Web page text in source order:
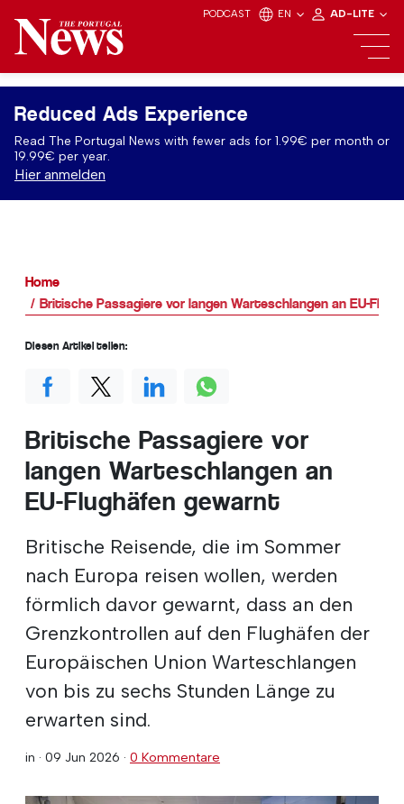
PODCAST EN AD-LITE
Reduced Ads Experience
Read The Portugal News with fewer ads for 1.99€ per month or
19.99€ per year.
Hier anmelden
Home
Britische Passagiere vor langen Warteschlangen an EU-
Britische Passagiere vor
langen Warteschlangen an
EU-Flughäfen gewarnt
Britische Reisende, die im Sommer
nach Europa reisen wollen, werden
förmlich davor gewarnt, dass an den
Grenzkontrollen auf den Flughäfen der
Europäischen Union Warteschlangen
von bis zu sechs Stunden Länge zu
erwarten sind.
in · 09 Jun 2026 · 0 Kommentare
Diesen Artikel teilen: